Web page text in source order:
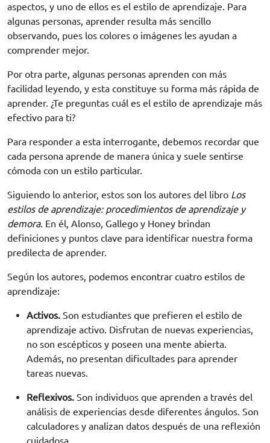
aspectos, y uno de ellos es el estilo de aprendizaje. Para
algunas personas, aprender resulta más sencillo
observando, pues los colores o imágenes les ayudan a
comprender mejor.
Por otra parte, algunas personas aprenden con más
facilidad leyendo, y esta constituye su forma más rápida de
aprender. ¿Te preguntas cuál es el estilo de aprendizaje más
efectivo para ti?
Para responder a esta interrogante, debemos recordar que
cada persona aprende de manera única y suele sentirse
cómoda con un estilo particular.
Siguiendo lo anterior, estos son los autores del libro Los
estilos de aprendizaje: procedimientos de aprendizaje y
demora. En él, Alonso, Gallego y Honey brindan
definiciones y puntos clave para identificar nuestra forma
predilecta de aprender.
Según los autores, podemos encontrar cuatro estilos de
aprendizaje:
Activos. Son estudiantes que prefieren el estilo de
aprendizaje activo. Disfrutan de nuevas experiencias,
no son escépticos y poseen una mente abierta.
Además, no presentan dificultades para aprender
tareas nuevas.
Reflexivos. Son individuos que aprenden a través del
análisis de experiencias desde diferentes ángulos. Son
calculadores y analizan datos después de una reflexión
cuidadosa.